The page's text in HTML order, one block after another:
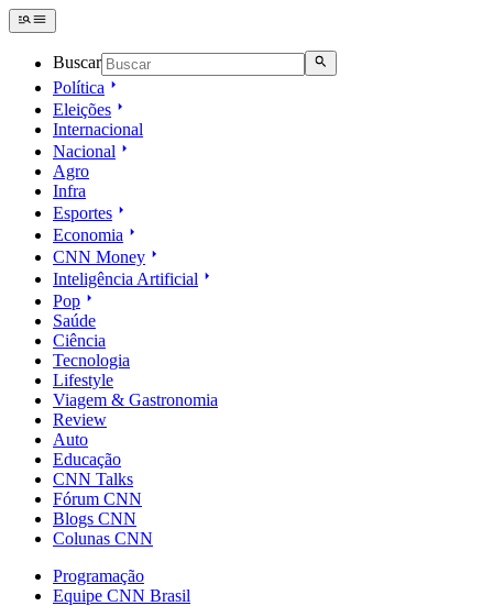
Buscar
Política
Eleições
Internacional
Nacional
Agro
Infra
Esportes
Economia
CNN Money
Inteligência Artificial
Pop
Saúde
Ciência
Tecnologia
Lifestyle
Viagem & Gastronomia
Review
Auto
Educação
CNN Talks
Fórum CNN
Blogs CNN
Colunas CNN
Programação
Equipe CNN Brasil